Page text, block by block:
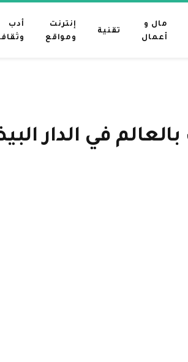
مال و
أعمال
تقنية
إنترنت
ومواقع
أدب
ملعب بالعالم في الدار